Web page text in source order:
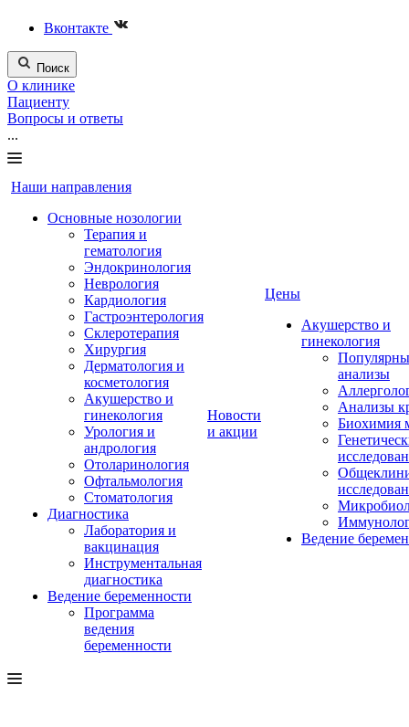
Вконтакте
Поиск
О клинике
Пациенту
Вопросы и ответы
...
Наши направления
Основные нозологии
Терапия и
гематология
Эндокринология
Неврология
Кардиология
Гастроэнтерология
Склеротерапия
Хирургия
Дерматология и
косметология
Акушерство и
гинекология
Урология и
андрология
Отоларинология
Офтальмология
Стоматология
Диагностика
Лаборатория и
вакцинация
Инструментальная
диагностика
Ведение беременности
Программа
ведения
беременности
Новости
и акции
Цены
Акушерство и
гинекология
анализы
Анализы
Биохимия
Ведение